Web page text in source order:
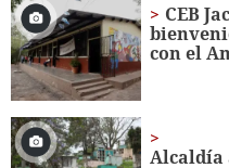
CEB
con el
Alcaldía